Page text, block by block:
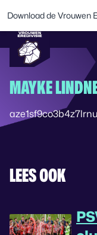
MAYKE
LEES OOK
Download de Vrouwen